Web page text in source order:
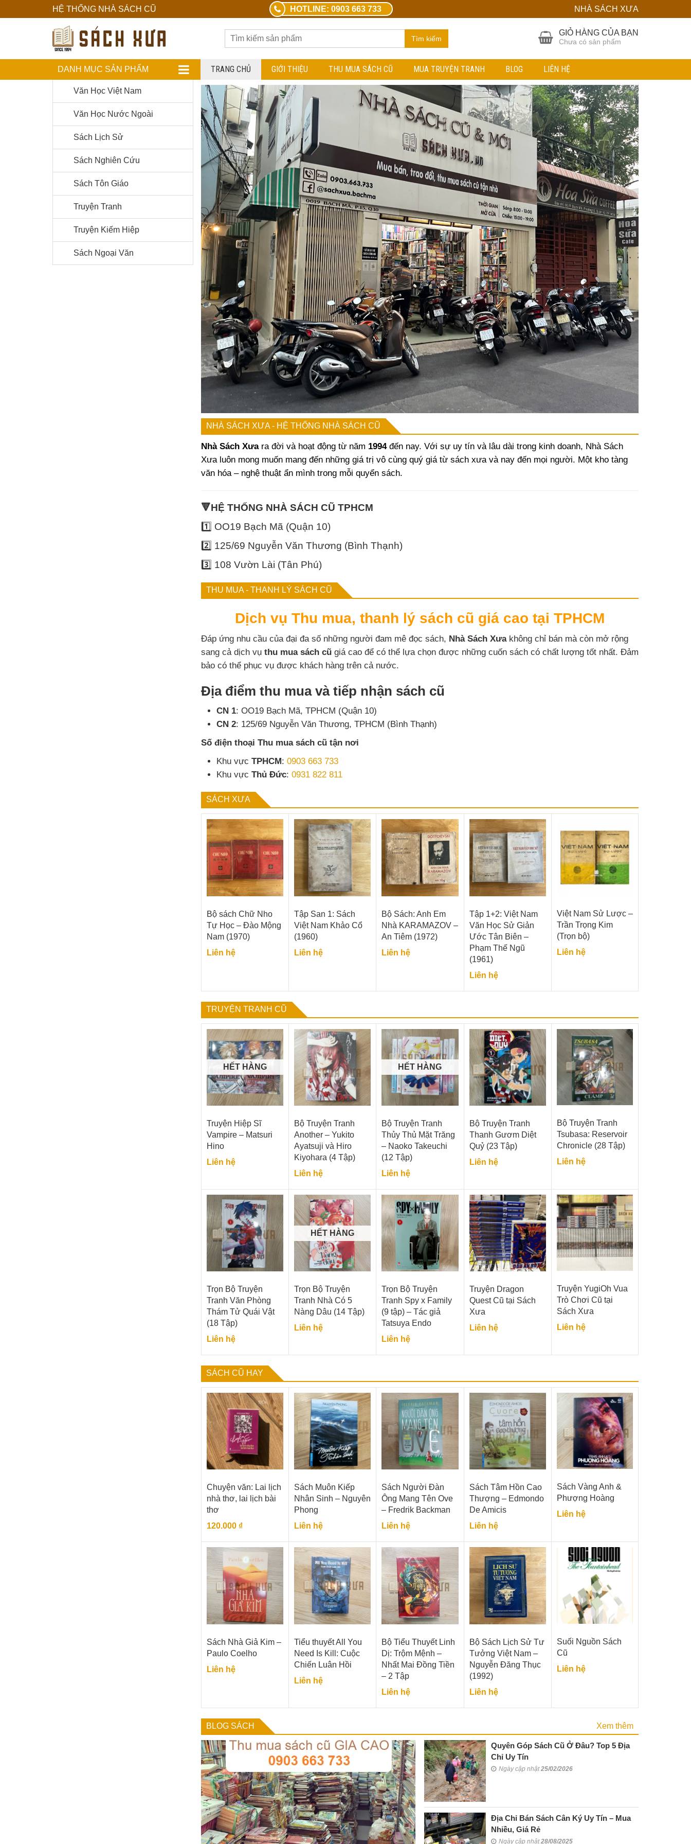
HỆ THỐNG NHÀ SÁCH CŨ HOTLINE: 0903 663 733 NHÀ SÁCH XƯA
Thống
Nhà
Sách
Tìm kiếm
GIỎ HÀNG CỦA BẠN
Chưa có sản phẩm
DANH MỤC SẢN PHẨM TRANG CHỦ GIỚI THIỆU THU MUA SÁCH CŨ MUA TRUYỆN TRANH BLOG LIÊN HỆ
NHÀ SÁCH XƯA - HỆ THỐNG NHÀ SÁCH CŨ
Nhà Sách Xưara đời và hoạt động từ năm 1994đến nay. Với sự uy tín và lâu dài trong kinh doanh, Nhà Sách
Xưa luôn mong muốn mang đến những giá trị vô cùng quý giá từ sách xưa và nay đến mọi người. Một kho tàng
văn hóa – nghệ thuật ẩn mình trong mỗi quyển sách.
🔻HỆ THỐNG NHÀ SÁCH CŨ TPHCM
1️⃣ OO19 Bạch Mã (Quận 10)
2️⃣ 125/69 Nguyễn Văn Thương (Bình Thạnh)
3️⃣ 108 Vườn Lài (Tân Phú)
THU MUA - THANH LÝ SÁCH CŨ
Dịch vụ Thu mua, thanh lý sách cũ giá cao tại TPHCM
Đáp ứng nhu cầu của đại đa số những người đam mê đọc sách, Nhà Sách Xưakhông chỉ bán mà còn mở rộng
sang cả dịch vụ thu mua sách cũgiá cao để có thể lựa chọn được những cuốn sách có chất lượng tốt nhất. Đảm
bảo có thể phục vụ được khách hàng trên cả nước.
Địa điểm thu mua và tiếp nhận sách cũ
CN 1: OO19 Bạch Mã, TPHCM (Quận 10)
CN 2: 125/69 Nguyễn Văn Thương, TPHCM (Bình Thạnh)
Số điện thoại Thu mua sách cũ tận nơi
Khu vực TPHCM : 0903 663 733
Khu vực Thủ Đức: 0931 822 811
SÁCH XƯA
Bộ sách Chữ Nho
Tự Học – Đào Mộng
Nam (1970)
Liên hệ
Tập San 1: Sách
Việt Nam Khảo Cổ
(1960)
Liên hệ
Bộ Sách: Anh Em
Nhà KARAMAZOV –
An Tiêm (1972)
Liên hệ
Tập 1+2: Việt Nam
Văn Học Sử Giản
Ước Tân Biên –
Phạm Thế Ngũ
(1961)
Liên hệ
Việt Nam Sử Lược –
Trần Trọng Kim
(Trọn bộ)
Liên hệ
TRUYỆN TRANH CŨ
HẾT HÀNG
Truyện Hiệp Sĩ
Vampire – Matsuri
Hino
Liên hệ
Bộ Truyện Tranh
Another – Yukito
Ayatsuji và Hiro
Kiyohara (4 Tập)
Liên hệ
HẾT HÀNG
Bộ Truyện Tranh
Thủy Thủ Mặt Trăng
– Naoko Takeuchi
(12 Tập)
Liên hệ
Bộ Truyện Tranh
Thanh Gươm Diệt
Quỷ (23 Tập)
Liên hệ
Bộ Truyện Tranh
Tsubasa: Reservoir
Chronicle (28 Tập)
Liên hệ
Trọn Bộ Truyện
Tranh Văn Phòng
Thám Tử Quái Vật
(18 Tập)
Liên hệ
HẾT HÀNG
Trọn Bộ Truyện
Tranh Nhà Có 5
Nàng Dâu (14 Tập)
Liên hệ
Trọn Bộ Truyện
Tranh Spy x Family
(9 tập) – Tác giả
Tatsuya Endo
Liên hệ
Truyện Dragon
Quest Cũ tại Sách
Xưa
Liên hệ
Truyện YugiOh Vua
Trò Chơi Cũ tại
Sách Xưa
Liên hệ
SÁCH CŨ HAY
Chuyện văn: Lai lịch
nhà thơ, lai lịch bài
thơ
120.000 ₫
Sách Muôn Kiếp
Nhân Sinh – Nguyên
Phong
Liên hệ
Sách Người Đàn
Ông Mang Tên Ove
– Fredrik Backman
Liên hệ
Sách Tâm Hồn Cao
Thượng – Edmondo
De Amicis
Liên hệ
Sách Vàng Anh &
Phượng Hoàng
Liên hệ
Sách Nhà Giả Kim –
Paulo Coelho
Liên hệ
Tiểu thuyết All You
Need Is Kill: Cuộc
Chiến Luân Hồi
Liên hệ
Bộ Tiểu Thuyết Linh
Dị: Trộm Mệnh –
Nhất Mai Đồng Tiền
– 2 Tập
Liên hệ
Bộ Sách Lịch Sử Tư
Tưởng Việt Nam –
Nguyễn Đăng Thục
(1992)
Liên hệ
Suối Nguồn Sách
Cũ
Liên hệ
BLOG SÁCH Xem thêm
Quyên Góp Sách Cũ Ở Đâu? Top 5 Địa
Chỉ Uy Tín
Ngày cập nhật25/02/2026
Địa Chỉ Bán Sách Cân Ký Uy Tín – Mua
Nhiều, Giá Rẻ
Ngày cập nhật28/08/2025
DANH MỤC SẢN PHẨM
Văn Học Việt Nam
Văn Học Nước Ngoài
Sách Lịch Sử
Sách Nghiên Cứu
Sách Tôn Giáo
Truyện Tranh
Truyện Kiếm Hiệp
Sách Ngoại Văn